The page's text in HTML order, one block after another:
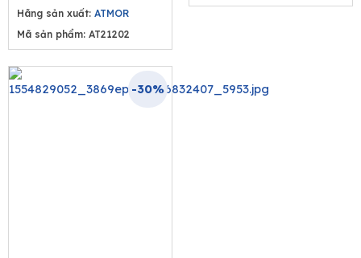
Hãng sản xuất: ATMOR
Mã sản phẩm: AT21202
-30%